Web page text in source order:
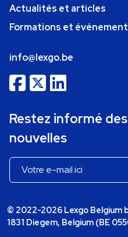
Actualités et articles
Formations et
info@lexgo.be
Restez informé
nouvelles
© 2022-2026 Lexgo Belgium
1831 Diegem, Belgium (BE